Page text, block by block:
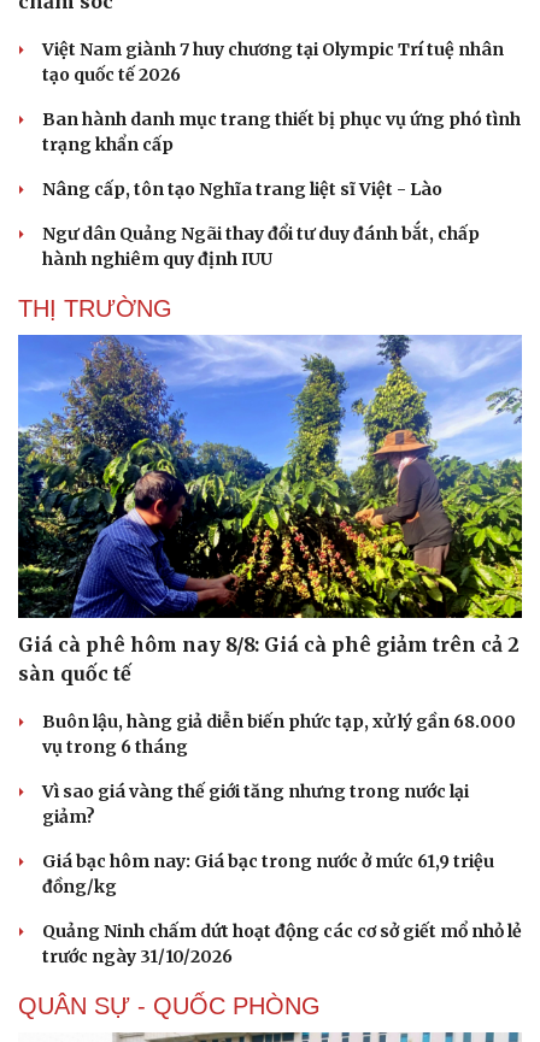
Doanh nghiệp
Thông tin doanh nghiệp
Công nghệ
Sành điệu
Việt Nam giành 7 huy chương tại Olympic Trí tuệ nhân
tạo quốc tế 2026
Ban hành danh mục trang thiết bị phục vụ ứng phó tình
trạng khẩn cấp
Nâng cấp, tôn tạo Nghĩa trang liệt sĩ Việt - Lào
Ngư dân Quảng Ngãi thay đổi tư duy đánh bắt, chấp
hành nghiêm quy định IUU
THỊ TRƯỜNG
Giá cà phê hôm nay 8/8: Giá cà phê giảm trên cả 2
sàn quốc tế
Buôn lậu, hàng giả diễn biến phức tạp, xử lý gần 68.000
vụ trong 6 tháng
Vì sao giá vàng thế giới tăng nhưng trong nước lại
giảm?
Giá bạc hôm nay: Giá bạc trong nước ở mức 61,9 triệu
đồng/kg
Quảng Ninh chấm dứt hoạt động các cơ sở giết mổ nhỏ lẻ
trước ngày 31/10/2026
QUÂN SỰ - QUỐC PHÒNG